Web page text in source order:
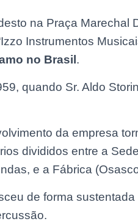
na Praça Marechal
Instrumentos
no Brasil .
quando Sr. Aldo
da empresa
divididos entre a
e a Fábrica
de forma